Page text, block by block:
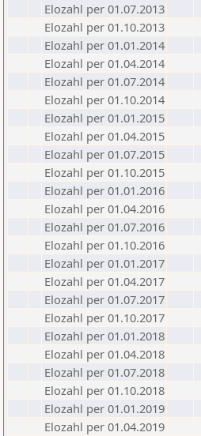
Elozahl per 01.07.2013
Elozahl per 01.10.2013
Elozahl per 01.01.2014
Elozahl per 01.04.2014
Elozahl per 01.07.2014
Elozahl per 01.10.2014
Elozahl per 01.01.2015
Elozahl per 01.04.2015
Elozahl per 01.07.2015
Elozahl per 01.10.2015
Elozahl per 01.01.2016
Elozahl per 01.04.2016
Elozahl per 01.07.2016
Elozahl per 01.10.2016
Elozahl per 01.01.2017
Elozahl per 01.04.2017
Elozahl per 01.07.2017
Elozahl per 01.10.2017
Elozahl per 01.01.2018
Elozahl per 01.04.2018
Elozahl per 01.07.2018
Elozahl per 01.10.2018
Elozahl per 01.01.2019
Elozahl per 01.04.2019